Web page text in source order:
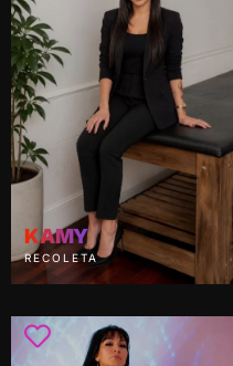
KAMY
RECOLETA